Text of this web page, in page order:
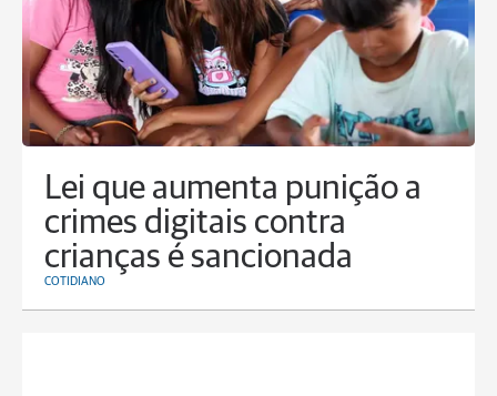
Lei que aumenta punição a
crimes digitais contra
crianças é sancionada
COTIDIANO